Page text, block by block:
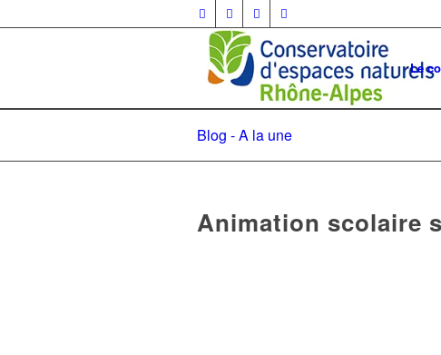
Le
Blog - A la une
Animation scolaire